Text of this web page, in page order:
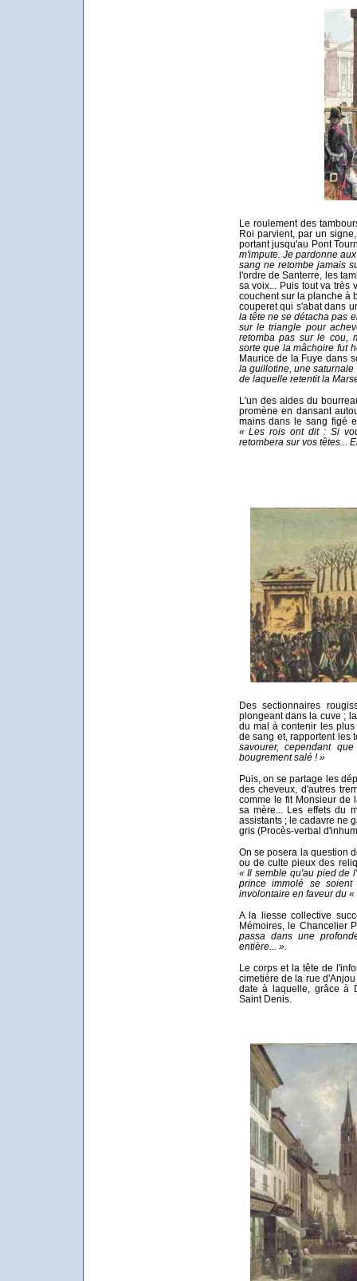
Le roulement des
Roi parvient, par un
portant jusqu'au Pont
m'impute. Je pardonne
sang ne retombe jamais
l'ordre de Santerre, les
sa voix... Puis tout va très
couchent sur la planche à
couperet qui s'abat dans
la tête ne se détacha pas
sur le triangle pour
retomba pas sur le cou,
sorte que la mâchoire fut
Maurice de la Fuye dans
la guillotine, une
de laquelle retentit la
L'un des aides du
promène en dansant
mains dans le sang figé
« Les rois ont dit : Si
retombera sur vos têtes...
Des sectionnaires
plongeant dans la cuve ;
du mal à contenir les
de sang et, rapportent les
savourer, cependant
bougrement salé ! »
Puis, on se partage les
des cheveux, d'autres
comme le fit Monsieur de
sa mère... Les effets du
assistants ; le cadavre ne
gris (Procès-verbal
On se posera la question
ou de culte pieux des
« Il semble qu'au pied de
prince immolé se soient
involontaire en faveur du
A la liesse collective
Mémoires, le Chancelier
passa dans une
entière... ».
Le corps et la tête de
cimetière de la rue
date à laquelle, grâce à
Saint Denis.